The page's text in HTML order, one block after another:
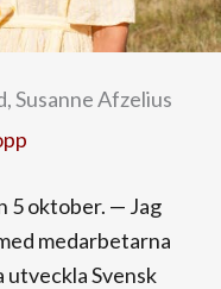
Susanne Afzelius
5 oktober. — Jag
medarbetarna
Svensk